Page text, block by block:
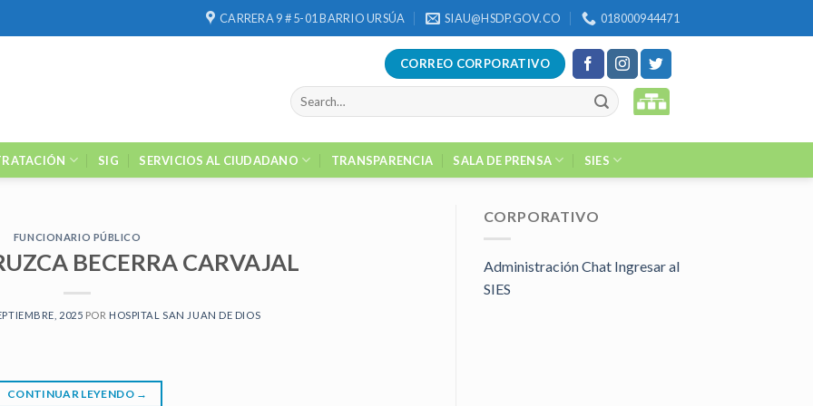
CARRERA 9 # 5-01 BARRIO URSÚA SIAU@HSDP.GOV.CO 018000944471
CORREO CORPORATIVO
SIG SERVICIOS AL CIUDADANO TRANSPARENCIA SALA DE PRENSA SIES
FUNCIONARIO PÚBLICO
BECERRA CARVAJAL
2025 POR HOSPITAL SAN JUAN DE DIOS
CONTINUAR LEYENDO →
CORPORATIVO
Administración Chat Ingresar al
SIES